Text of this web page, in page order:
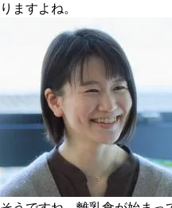
りますよね。